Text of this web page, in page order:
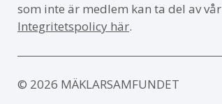
som inte är medlem kan ta del av vår
Integritetspolicy här.
© 2026 MÄKLARSAMFUNDET